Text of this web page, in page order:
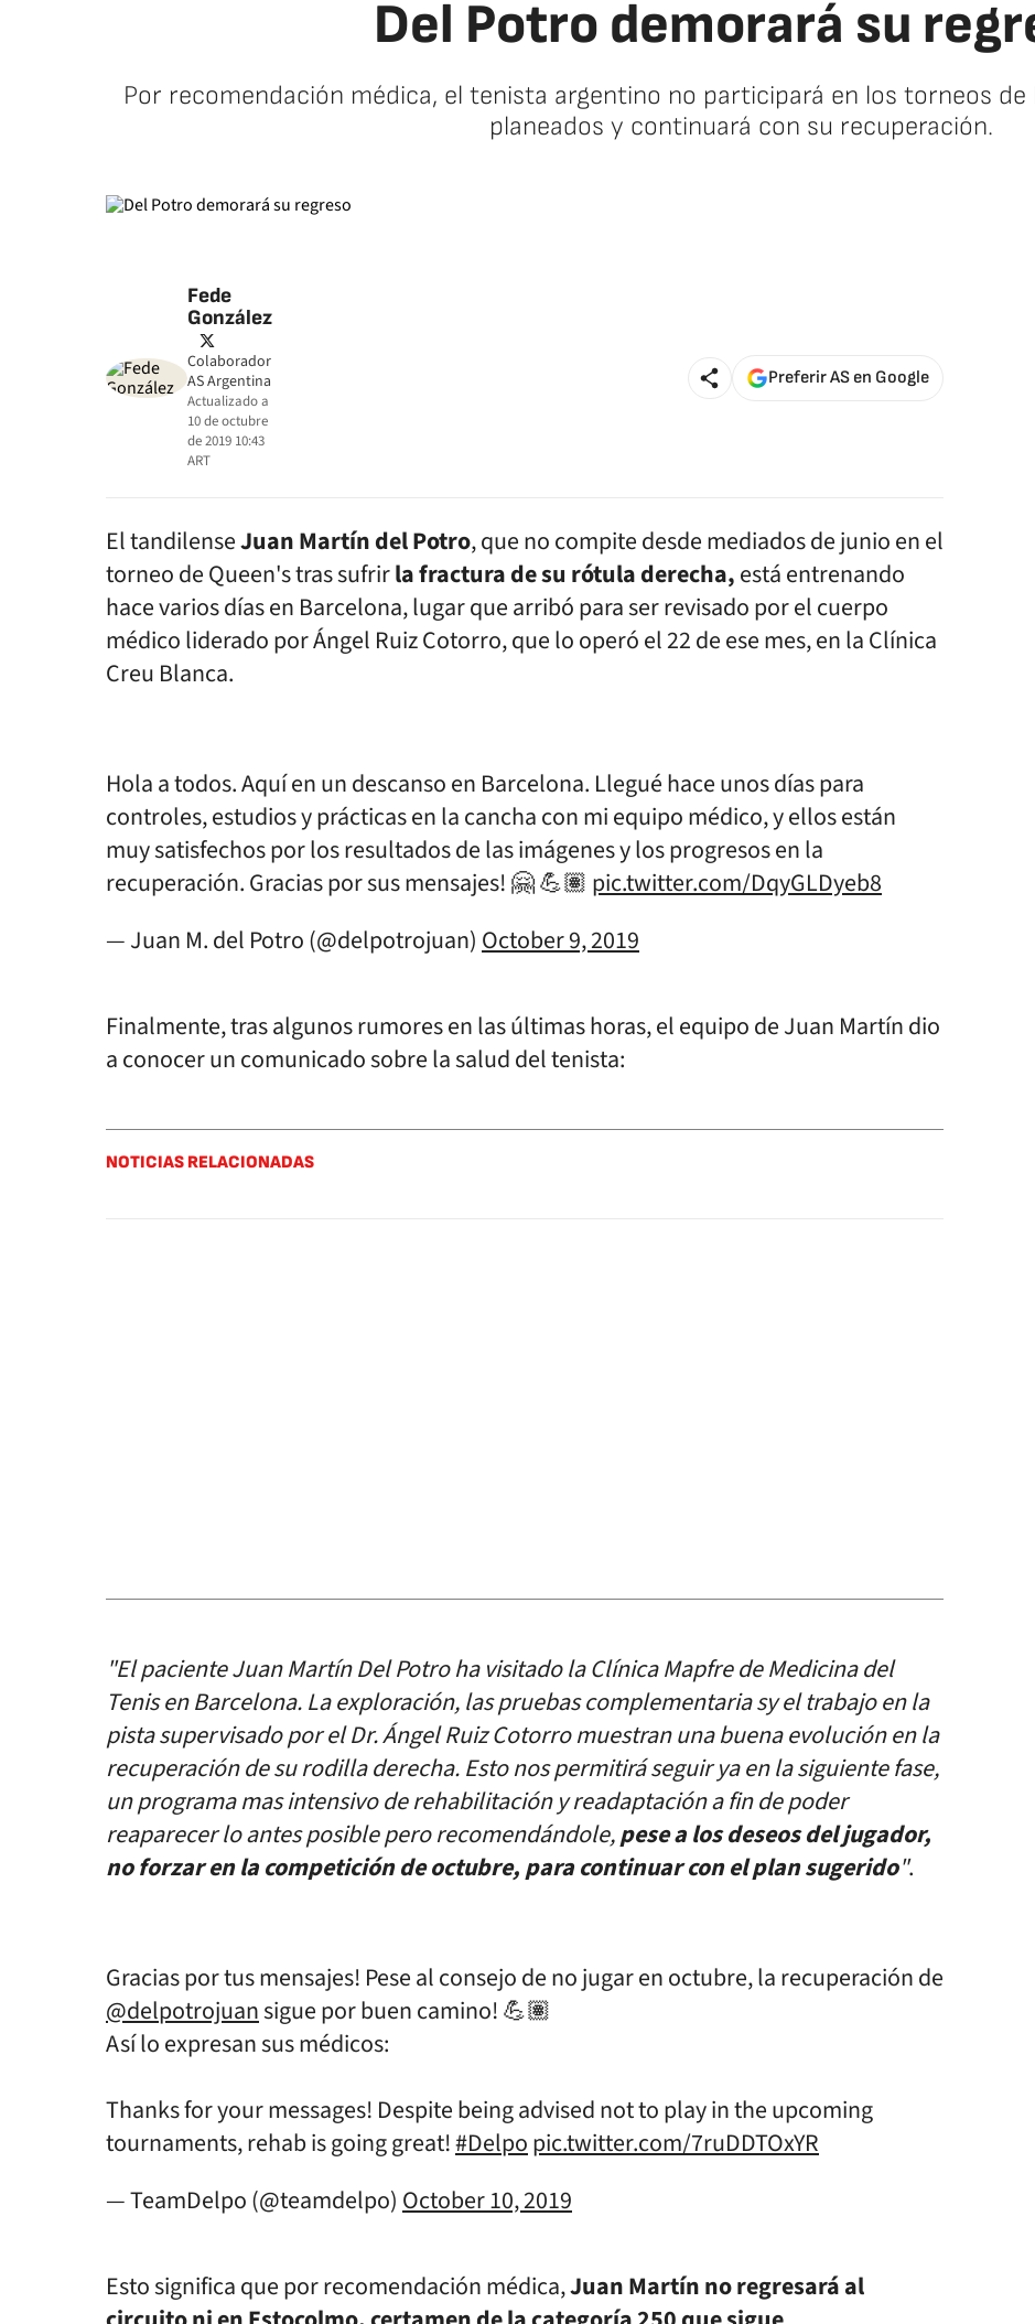
Del Potro demorará su
Por recomendación médica, el tenista argentino no participará en los torneos
planeados y continuará con su recuperación.
Fede
González
twitter
Colaborador
AS Argentina
Actualizado a
10 de octubre
de 2019 10:43
ART
Preferir AS en Google
El tandilenseJuan Martín del Potro, que no compite desde mediados de junio en el
torneo de Queen's tras sufrirla fractura de su rótula derecha,está entrenando
hace varios días en Barcelona, lugar que arribó para ser revisado por el cuerpo
médico liderado por Ángel Ruiz Cotorro, que lo operó el 22 de ese mes, en la Clínica
Creu Blanca.
Hola a todos. Aquí en un descanso en Barcelona. Llegué hace unos días para
controles, estudios y prácticas en la cancha con mi equipo médico, y ellos están
muy satisfechos por los resultados de las imágenes y los progresos en la
recuperación. Gracias por sus mensajes! 🤗 💪🏽 pic.twitter.com/DqyGLDyeb8
— Juan M. del Potro (@delpotrojuan) October 9, 2019
Finalmente, tras algunos rumores en las últimas horas, el equipo de Juan Martín dio
a conocer un comunicado sobre la salud del tenista:
NOTICIAS RELACIONADAS
"El paciente Juan Martín Del Potro ha visitado la Clínica Mapfre de Medicina del
Tenis en Barcelona. La exploración, las pruebas complementaria sy el trabajo en la
pista supervisado por el Dr. Ángel Ruiz Cotorro muestran una buena evolución en la
recuperación de su rodilla derecha. Esto nos permitirá seguir ya en la siguiente fase,
un programa mas intensivo de rehabilitación y readaptación a fin de poder
reaparecer lo antes posible pero recomendándole,pese a los deseos del jugador,
no forzar en la competición de octubre, para continuar con el plan sugerido".
Gracias por tus mensajes! Pese al consejo de no jugar en octubre, la recuperación de
@delpotrojuansigue por buen camino! 💪🏽
Así lo expresan sus médicos:
Thanks for your messages! Despite being advised not to play in the upcoming
tournaments, rehab is going great!#Delpopic.twitter.com/7ruDDTOxYR
— TeamDelpo (@teamdelpo) October 10, 2019
Esto significa que por recomendación médica,Juan Martín no regresará al